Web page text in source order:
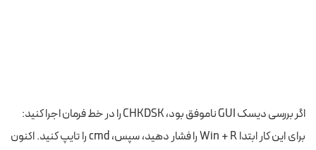
اگر بررسی دیسک GUI ناموفق بود، CHKDSK را در خط فرمان اجرا کنید:
برای این کار ابتدا Win + R را فشار دهید، سپس، cmd را تایپ کنید. اکنون